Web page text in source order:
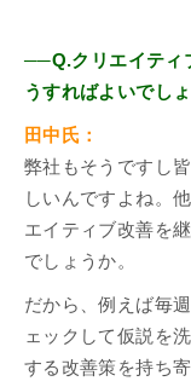
──Q.クリエイティ
うすればよいでしょ
田中氏：
弊社もそうですし
しいんですよね。
エイティブ改善を
でしょうか。
だから、例えば毎
ェックして仮説を
する改善策を持ち寄